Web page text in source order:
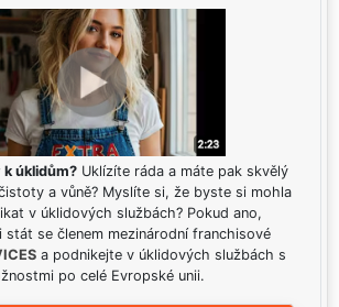
úklidům? Uklízíte ráda a máte pak skvělý
a vůně? Myslíte si, že byste si mohla
v úklidových službách? Pokud ano,
se členem mezinárodní franchisové
a podnikejte v úklidových službách s
po celé Evropské unii.